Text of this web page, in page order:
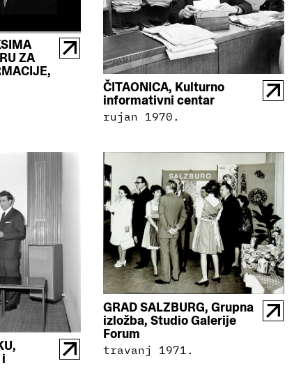
ZA
ČITAONICA, Kulturno
informativni centar
rujan 1970.
GRAD SALZBURG, Grupna
izložba, Studio Galerije
Forum
travanj 1971.